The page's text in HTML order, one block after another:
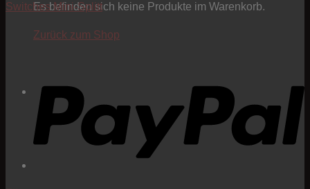
Es befinden sich keine Produkte im Warenkorb.
Zurück zum Shop
Switches Mini-Splitt